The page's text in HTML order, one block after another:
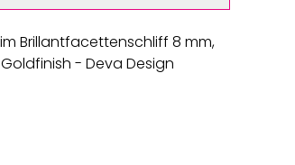
im Brillantfacettenschliff 8 mm,
- Deva Design